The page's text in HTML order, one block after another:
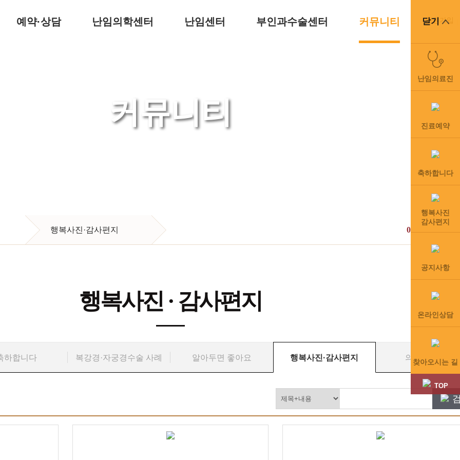
예약·상담 난임의학센터 난임센터 부인과수술센터 커뮤니티 회원가입
닫기
난임의료진
진료예약
축하합니다
행복사진
감사편지
공지사항
온라인상담
찾아오시는 길
TOP
커뮤니티
행복사진·감사편지 031-8003-
행복사진 · 감사편지
하합니다 복강경·자궁경수술 사례 알아두면 좋아요 행복사진·감사편지 의료진 칼럼